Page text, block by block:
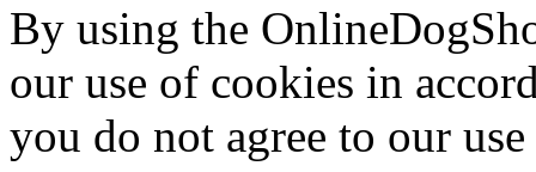
By using the
our use of cookies in
you do not agree to our